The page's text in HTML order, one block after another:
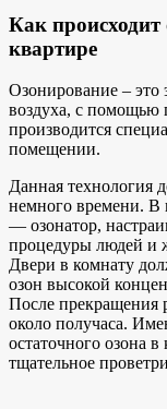
Как происходит
квартире
Озонирование – это
воздуха, с помощью
производится
помещении.
Данная технология
немного времени. В
— озонатор,
процедуры людей и
Двери в комнату
озон высокой
После прекращения
около получаса.
остаточного озона в
тщательное